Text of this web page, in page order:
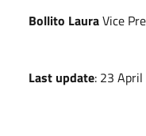
Bollito LauraVice
Last update: 23